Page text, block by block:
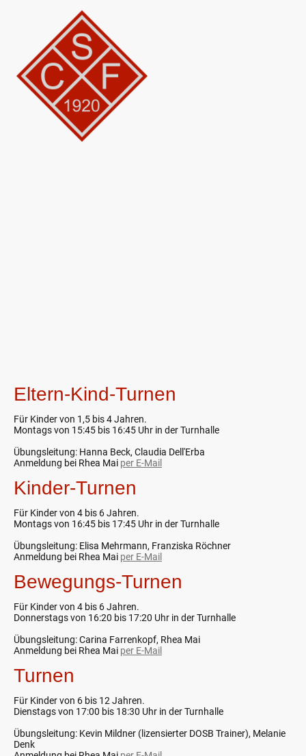
Eltern-Kind-Turnen
Für Kinder von 1,5 bis 4 Jahren.
Montags von 15:45 bis 16:45 Uhr in der Turnhalle
Übungsleitung: Hanna Beck, Claudia Dell'Erba
Anmeldung bei Rhea Mai per E-Mail
Kinder-Turnen
Für Kinder von 4 bis 6 Jahren.
Montags von 16:45 bis 17:45 Uhr in der Turnhalle
Übungsleitung: Elisa Mehrmann, Franziska Röchner
Anmeldung bei Rhea Mai per E-Mail
Bewegungs-Turnen
Für Kinder von 4 bis 6 Jahren.
Donnerstags von 16:20 bis 17:20 Uhr in der Turnhalle
Übungsleitung: Carina Farrenkopf, Rhea Mai
Anmeldung bei Rhea Mai per E-Mail
Turnen
Für Kinder von 6 bis 12 Jahren.
Dienstags von 17:00 bis 18:30 Uhr in der Turnhalle
Übungsleitung: Kevin Mildner (lizensierter DOSB Trainer), Melanie
Denk